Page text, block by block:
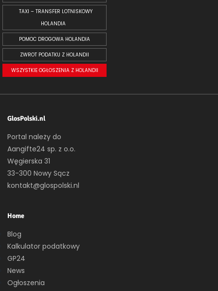
TAXI – TRANSFER LOTNISKOWY
HOLANDIA
POMOC DROGOWA HOLANDIA
ZWROT PODATKU Z HOLANDII
WSZYSTKIE OGŁOSZENIA Z HOLANDII
GlosPolski.nl
Portal należy do
Aangifte24 sp. z o.o.
Węgierska 31
33-300 Nowy Sącz
kontakt@glospolski.nl
Home
Blog
Kalkulator podatkowy
GP24
News
Ogłoszenia